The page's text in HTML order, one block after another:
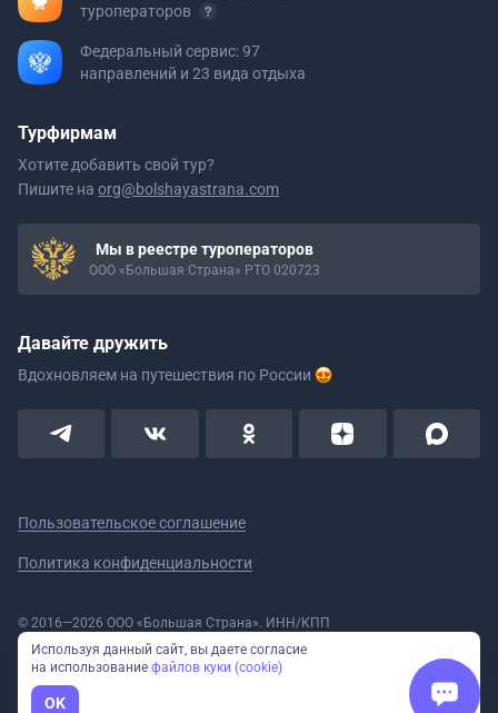
туроператоров
Федеральный сервис: 97
направлений и 23 вида отдыха
Турфирмам
Хотите добавить свой тур?
Пишите на org@bolshayastrana.com
Мы в реестре туроператоров
ООО «Большая Страна» РТО 020723
Давайте дружить
Вдохновляем на путешествия по России
Пользовательское соглашение
Политика конфиденциальности
© 2016—2026 ООО «Большая Страна». ИНН/КПП
5908078160/590801001 ОГРН 1185958020533
Номер в реестре Роскомнадзора № 59-18-006319 (Приказ № 321 от
11.10.2018)
Полное или частичное копирование изображений и текстов возможно
Используя данный сайт, вы даете согласие
на использование файлов куки (cookie)
OK